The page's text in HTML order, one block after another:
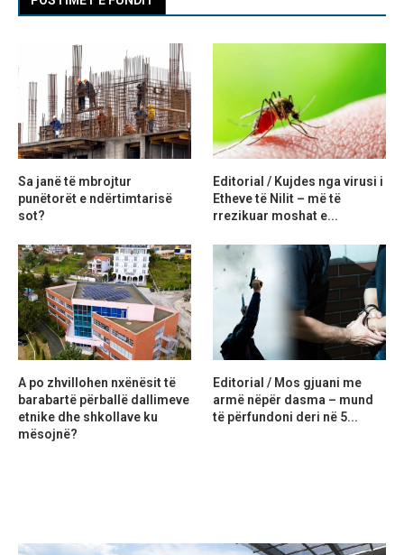
Sa janë të mbrojtur
punëtorët e ndërtimtarisë
sot?
Editorial / Kujdes nga virusi i
Etheve të Nilit – më të
rrezikuar moshat e...
A po zhvillohen nxënësit të
barabartë përballë dallimeve
etnike dhe shkollave ku
mësojnë?
Editorial / Mos gjuani me
armë nëpër dasma – mund
të përfundoni deri në 5...